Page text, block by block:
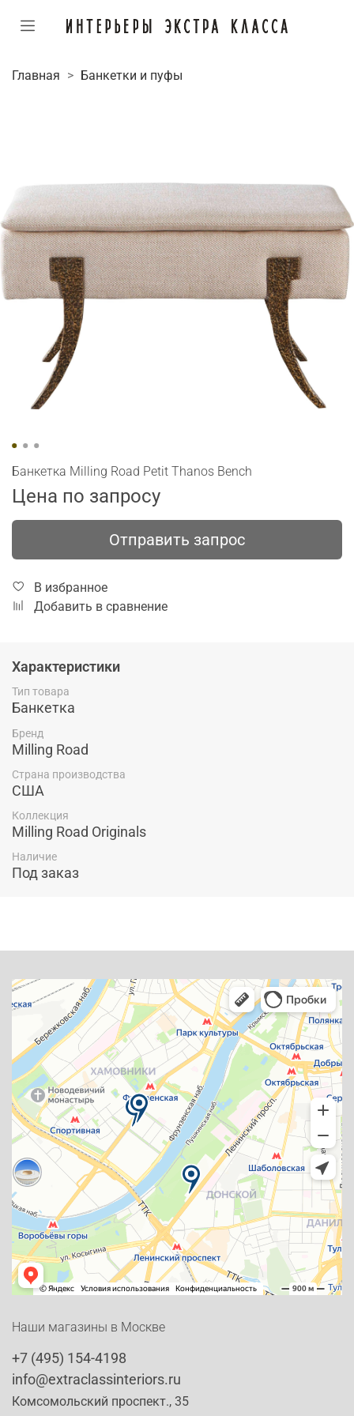
Главная Банкетки и пуфы
Банкетка Milling Road Petit Thanos Bench
Цена по запросу
Отправить запрос
В избранное
Добавить в сравнение
Характеристики
Тип товара
Банкетка
Бренд
Milling Road
Страна производства
США
Коллекция
Milling Road Originals
Наличие
Под заказ
Наши магазины в Москве
+7 (495) 154-4198
info@extraclassinteriors.ru
Комсомольский проспект., 35